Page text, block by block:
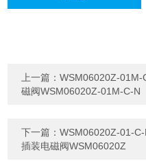
上一篇：WSM06020Z-01M-
磁阀WSM06020Z-01M-C-N
下一篇：WSM06020Z-01-
插装电磁阀WSM06020Z